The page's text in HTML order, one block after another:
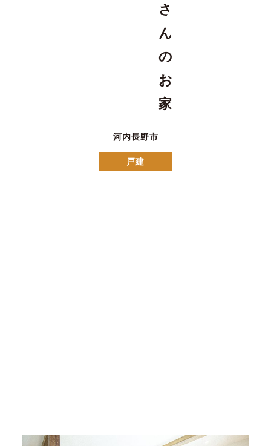
さ
ん
の
お
家
河内長野市
戸建